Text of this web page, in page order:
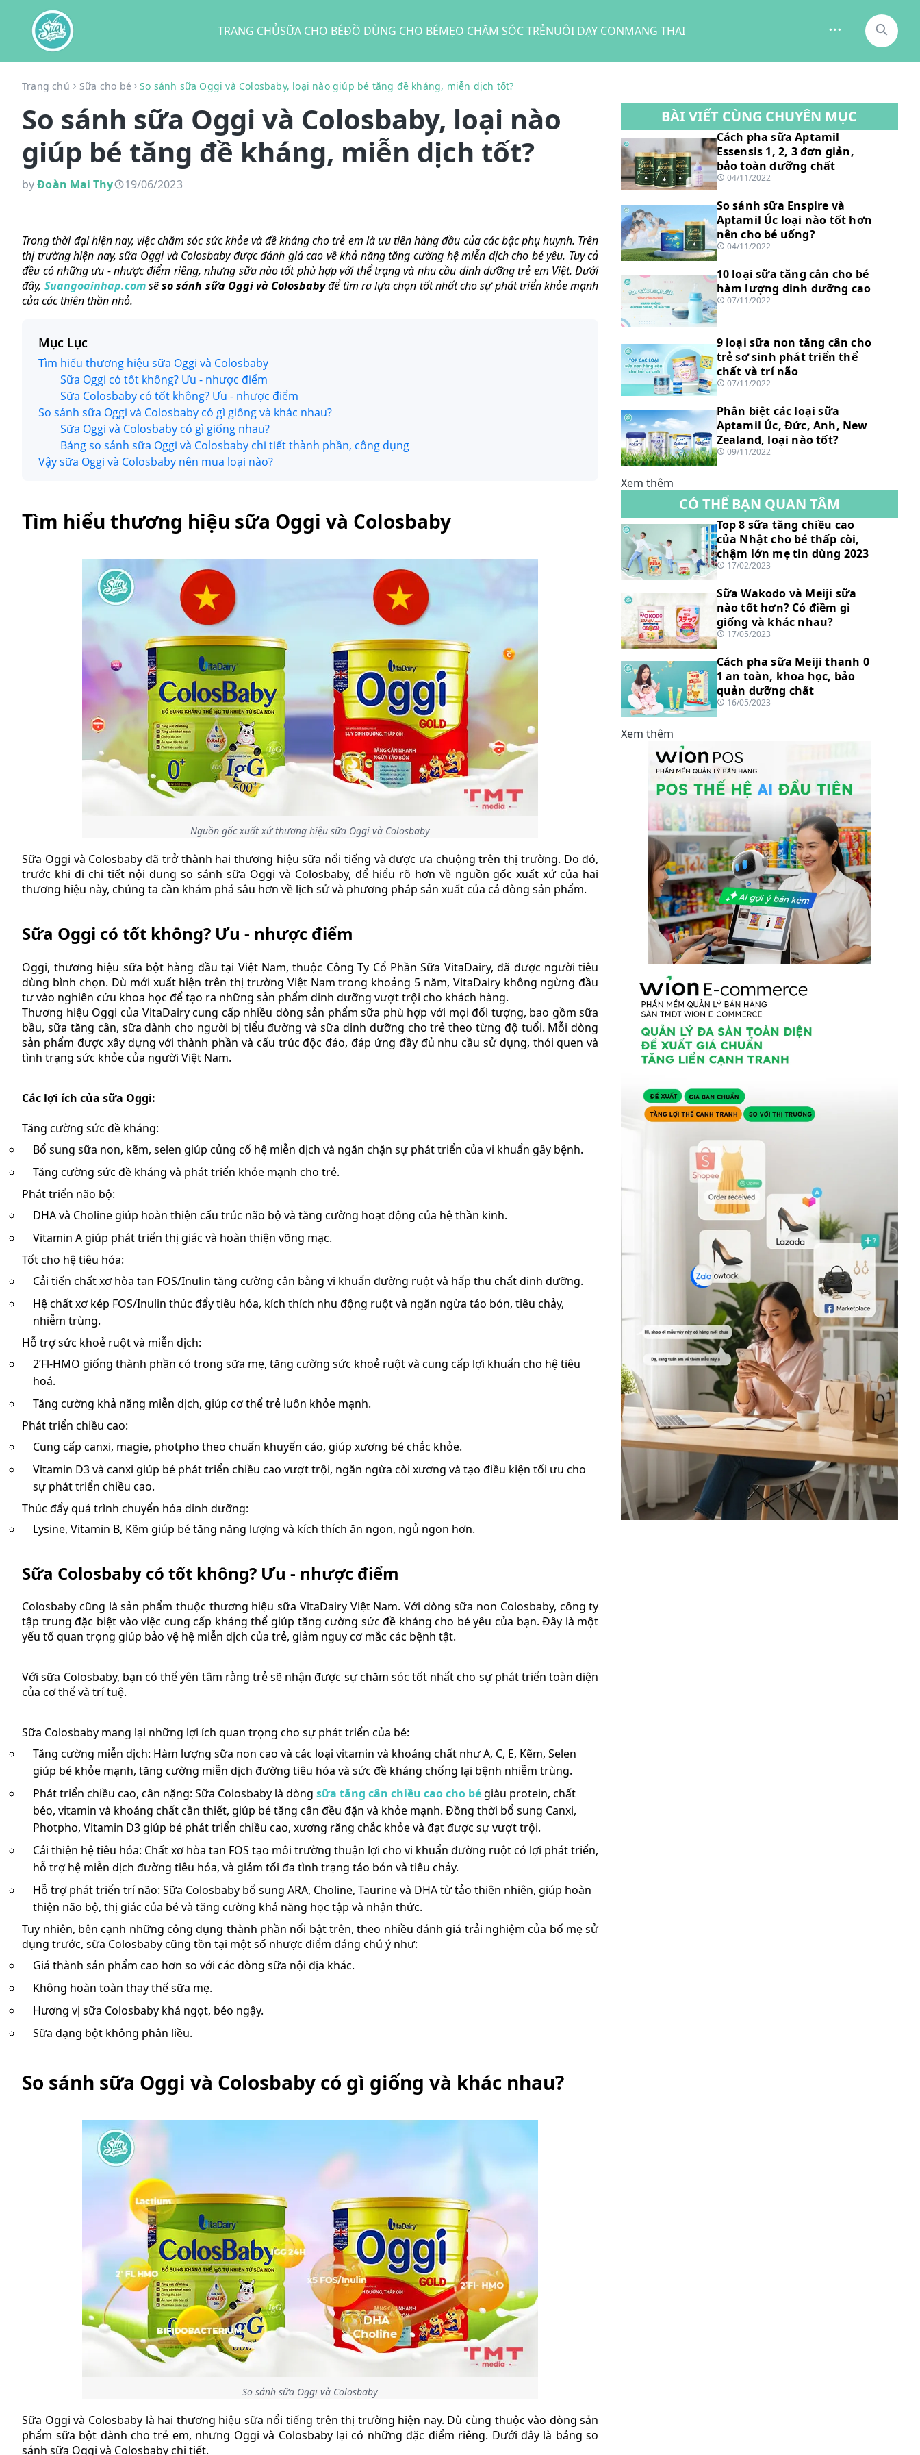
TRANG CHỦSỮA CHO BÉĐỒ DÙNG CHO BÉMẸO CHĂM SÓC TRẺNUÔI DẠY CONMANG THAI
Trang chủ Sữa cho bé So sánh sữa Oggi và Colosbaby, loại nào giúp bé tăng đề kháng, miễn dịch tốt?
So sánh sữa Oggi và Colosbaby, loại nào
giúp bé tăng đề kháng, miễn dịch tốt?
byĐoàn Mai Thy 19/06/2023
Trong thời đại hiện nay, việc chăm sóc sức khỏe và đề kháng cho trẻ em là ưu tiên hàng đầu của các bậc phụ huynh. Trên
thị trường hiện nay, sữa Oggi và Colosbaby được đánh giá cao về khả năng tăng cường hệ miễn dịch cho bé yêu. Tuy cả
đều có những ưu - nhược điểm riêng, nhưng sữa nào tốt phù hợp với thể trạng và nhu cầu dinh dưỡng trẻ em Việt. Dưới
đây, Suangoainhap.comsẽso sánh sữa Oggi và Colosbabyđể tìm ra lựa chọn tốt nhất cho sự phát triển khỏe mạnh
của các thiên thần nhỏ.
Mục Lục
Tìm hiểu thương hiệu sữa Oggi và Colosbaby
Sữa Oggi có tốt không? Ưu - nhược điểm
Sữa Colosbaby có tốt không? Ưu - nhược điểm
So sánh sữa Oggi và Colosbaby có gì giống và khác nhau?
Sữa Oggi và Colosbaby có gì giống nhau?
Bảng so sánh sữa Oggi và Colosbaby chi tiết thành phần, công dụng
Vậy sữa Oggi và Colosbaby nên mua loại nào?
Tìm hiểu thương hiệu sữa Oggi và Colosbaby
Nguồn gốc xuất xứ thương hiệu sữa Oggi và Colosbaby
Sữa Oggi và Colosbaby đã trở thành hai thương hiệu sữa nổi tiếng và được ưa chuộng trên thị trường. Do đó,
trước khi đi chi tiết nội dung so sánh sữa Oggi và Colosbaby, để hiểu rõ hơn về nguồn gốc xuất xứ của hai
thương hiệu này, chúng ta cần khám phá sâu hơn về lịch sử và phương pháp sản xuất của cả dòng sản phẩm.
Sữa Oggi có tốt không? Ưu - nhược điểm
Oggi, thương hiệu sữa bột hàng đầu tại Việt Nam, thuộc Công Ty Cổ Phần Sữa VitaDairy, đã được người tiêu
dùng bình chọn. Dù mới xuất hiện trên thị trường Việt Nam trong khoảng 5 năm, VitaDairy không ngừng đầu
tư vào nghiên cứu khoa học để tạo ra những sản phẩm dinh dưỡng vượt trội cho khách hàng.
Thương hiệu Oggi của VitaDairy cung cấp nhiều dòng sản phẩm sữa phù hợp với mọi đối tượng, bao gồm sữa
bầu, sữa tăng cân, sữa dành cho người bị tiểu đường và sữa dinh dưỡng cho trẻ theo từng độ tuổi. Mỗi dòng
sản phẩm được xây dựng với thành phần và cấu trúc độc đáo, đáp ứng đầy đủ nhu cầu sử dụng, thói quen và
tình trạng sức khỏe của người Việt Nam.
Các lợi ích của sữa Oggi:
Tăng cường sức đề kháng:
Bổ sung sữa non, kẽm, selen giúp củng cố hệ miễn dịch và ngăn chặn sự phát triển của vi khuẩn gây bệnh.
Tăng cường sức đề kháng và phát triển khỏe mạnh cho trẻ.
Phát triển não bộ:
DHA và Choline giúp hoàn thiện cấu trúc não bộ và tăng cường hoạt động của hệ thần kinh.
Vitamin A giúp phát triển thị giác và hoàn thiện võng mạc.
Tốt cho hệ tiêu hóa:
Cải tiến chất xơ hòa tan FOS/Inulin tăng cường cân bằng vi khuẩn đường ruột và hấp thu chất dinh dưỡng.
Hệ chất xơ kép FOS/Inulin thúc đẩy tiêu hóa, kích thích nhu động ruột và ngăn ngừa táo bón, tiêu chảy,
nhiễm trùng.
Hỗ trợ sức khoẻ ruột và miễn dịch:
2’Fl-HMO giống thành phần có trong sữa mẹ, tăng cường sức khoẻ ruột và cung cấp lợi khuẩn cho hệ tiêu
hoá.
Tăng cường khả năng miễn dịch, giúp cơ thể trẻ luôn khỏe mạnh.
Phát triển chiều cao:
Cung cấp canxi, magie, photpho theo chuẩn khuyến cáo, giúp xương bé chắc khỏe.
Vitamin D3 và canxi giúp bé phát triển chiều cao vượt trội, ngăn ngừa còi xương và tạo điều kiện tối ưu cho
sự phát triển chiều cao.
Thúc đẩy quá trình chuyển hóa dinh dưỡng:
Lysine, Vitamin B, Kẽm giúp bé tăng năng lượng và kích thích ăn ngon, ngủ ngon hơn.
Sữa Colosbaby có tốt không? Ưu - nhược điểm
Colosbaby cũng là sản phẩm thuộc thương hiệu sữa VitaDairy Việt Nam. Với dòng sữa non Colosbaby, công ty
tập trung đặc biệt vào việc cung cấp kháng thể giúp tăng cường sức đề kháng cho bé yêu của bạn. Đây là một
yếu tố quan trọng giúp bảo vệ hệ miễn dịch của trẻ, giảm nguy cơ mắc các bệnh tật.
Với sữa Colosbaby, bạn có thể yên tâm rằng trẻ sẽ nhận được sự chăm sóc tốt nhất cho sự phát triển toàn diện
của cơ thể và trí tuệ.
Sữa Colosbaby mang lại những lợi ích quan trọng cho sự phát triển của bé:
Tăng cường miễn dịch: Hàm lượng sữa non cao và các loại vitamin và khoáng chất như A, C, E, Kẽm, Selen
giúp bé khỏe mạnh, tăng cường miễn dịch đường tiêu hóa và sức đề kháng chống lại bệnh nhiễm trùng.
Phát triển chiều cao, cân nặng: Sữa Colosbaby là dòngsữa tăng cân chiều cao cho bégiàu protein, chất
béo, vitamin và khoáng chất cần thiết, giúp bé tăng cân đều đặn và khỏe mạnh. Đồng thời bổ sung Canxi,
Photpho, Vitamin D3 giúp bé phát triển chiều cao, xương răng chắc khỏe và đạt được sự vượt trội.
Cải thiện hệ tiêu hóa: Chất xơ hòa tan FOS tạo môi trường thuận lợi cho vi khuẩn đường ruột có lợi phát triển,
hỗ trợ hệ miễn dịch đường tiêu hóa, và giảm tối đa tình trạng táo bón và tiêu chảy.
Hỗ trợ phát triển trí não: Sữa Colosbaby bổ sung ARA, Choline, Taurine và DHA từ tảo thiên nhiên, giúp hoàn
thiện não bộ, thị giác của bé và tăng cường khả năng học tập và nhận thức.
Tuy nhiên, bên cạnh những công dụng thành phần nổi bật trên, theo nhiều đánh giá trải nghiệm của bố mẹ sử
dụng trước, sữa Colosbaby cũng tồn tại một số nhược điểm đáng chú ý như:
Giá thành sản phẩm cao hơn so với các dòng sữa nội địa khác.
Không hoàn toàn thay thế sữa mẹ.
Hương vị sữa Colosbaby khá ngọt, béo ngậy.
Sữa dạng bột không phân liều.
So sánh sữa Oggi và Colosbaby có gì giống và khác nhau?
So sánh sữa Oggi và Colosbaby
Sữa Oggi và Colosbaby là hai thương hiệu sữa nổi tiếng trên thị trường hiện nay. Dù cùng thuộc vào dòng sản
phẩm sữa bột dành cho trẻ em, nhưng Oggi và Colosbaby lại có những đặc điểm riêng. Dưới đây là bảng so
sánh sữa Oggi và Colosbaby chi tiết.
BÀI VIẾT CÙNG CHUYÊN MỤC
Cách pha sữa Aptamil
Essensis 1, 2, 3 đơn giản,
bảo toàn dưỡng chất
04/11/2022
So sánh sữa Enspire và
Aptamil Úc loại nào tốt hơn
nên cho bé uống?
04/11/2022
10 loại sữa tăng cân cho bé
hàm lượng dinh dưỡng cao
07/11/2022
9 loại sữa non tăng cân cho
trẻ sơ sinh phát triển thể
chất và trí não
07/11/2022
Phân biệt các loại sữa
Aptamil Úc, Đức, Anh, New
Zealand, loại nào tốt?
09/11/2022
Xem thêm
CÓ THỂ BẠN QUAN TÂM
Top 8 sữa tăng chiều cao
của Nhật cho bé thấp còi,
chậm lớn mẹ tin dùng 2023
17/02/2023
Sữa Wakodo và Meiji sữa
nào tốt hơn? Có điềm gì
giống và khác nhau?
17/05/2023
Cách pha sữa Meiji thanh 0
1 an toàn, khoa học, bảo
quản dưỡng chất
16/05/2023
Xem thêm